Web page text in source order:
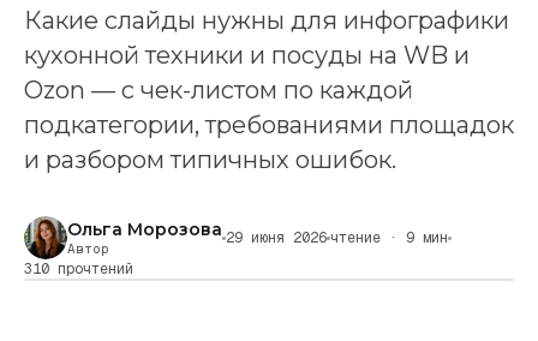
Какие слайды нужны для инфографики
кухонной техники и посуды на WB и
Ozon — с чек-листом по каждой
подкатегории, требованиями площадок
и разбором типичных ошибок.
Ольга Морозова
Автор
29 июня 2026 чтение · 9 мин
310 прочтений